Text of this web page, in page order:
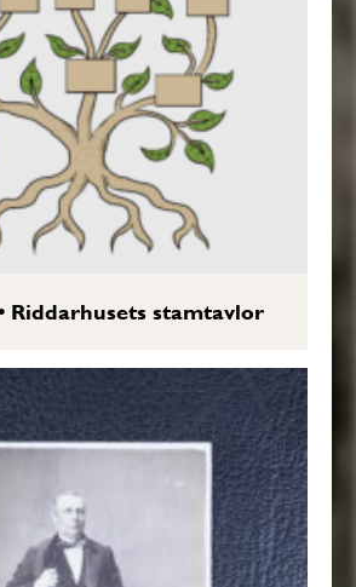
Riddarhusets stamtavlor